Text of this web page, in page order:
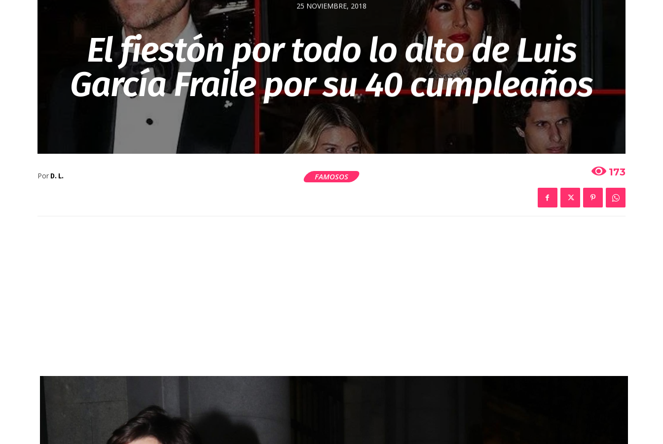
25 NOVIEMBRE, 2018
El fiestón por todo lo alto de Luis
García Fraile por su 40 cumpleaños
Por D. L. FAMOSOS 173